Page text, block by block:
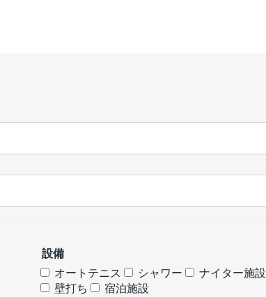
設備
オートテニス
シャワー
ナイター施設
壁打ち
宿泊施設